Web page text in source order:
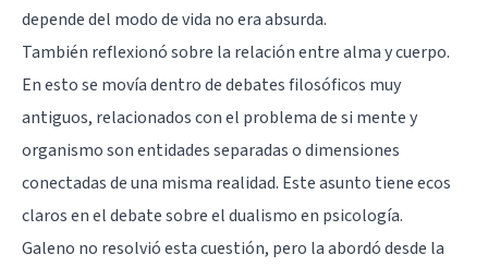
depende del modo de vida no era absurda.
También reflexionó sobre la relación entre alma y cuerpo.
En esto se movía dentro de debates filosóficos muy
antiguos, relacionados con el problema de si mente y
organismo son entidades separadas o dimensiones
conectadas de una misma realidad. Este asunto tiene ecos
claros en el debate sobre eldualismo en psicología.
Galeno no resolvió esta cuestión, pero la abordó desde la